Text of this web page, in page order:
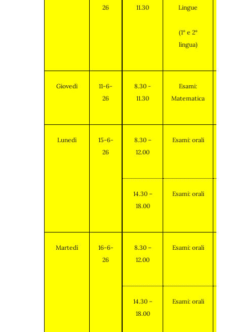
26
11.30
Lingue
(1° e 2°
lingua)
Giovedì
11-6-
26
8.30 -
11.30
Esami:
Matematica
Lunedì
15-6-
26
8.30 –
12.00
Esami: orali
14.30 –
18.00
Esami: orali
Martedì
16-6-
26
8.30 –
12.00
Esami: orali
14.30 –
18.00
Esami: orali